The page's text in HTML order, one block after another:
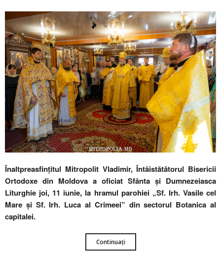
Înaltpreasfințitul Mitropolit Vladimir, Întâistătătorul Bisericii
Ortodoxe din Moldova a oficiat Sfânta și Dumnezeiasca
Liturghie joi, 11 iunie, la hramul parohiei „Sf. Irh. Vasile cel
Mare și Sf. Irh. Luca al Crimeei” din sectorul Botanica al
capitalei.
Continuați